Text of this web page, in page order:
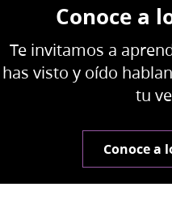
Conoce a
Te invitamos a
has visto y oído
tu
Conoce a